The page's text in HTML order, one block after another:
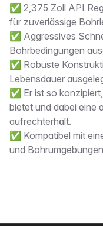
✅ 2,375 Zoll API
für zuverlässige
✅ Aggressives
Bohrbedingungen
✅ Robuste
Lebensdauer
✅ Er ist so
bietet und dabei eine
aufrechterhält.
✅ Kompatibel mit
und